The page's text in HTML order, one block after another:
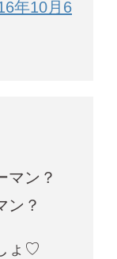
年10月6
マン？
ン？
ょ♡